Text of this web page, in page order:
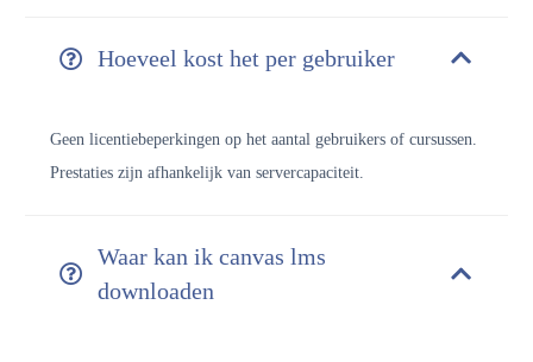
Hoeveel kost het per gebruiker
Geen licentiebeperkingen op het aantal gebruikers of cursussen.
Prestaties zijn afhankelijk van servercapaciteit.
Waar kan ik canvas lms
downloaden